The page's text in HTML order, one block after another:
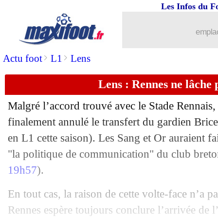
Actu foot> L1 > Lens
Les Infos du
Lens : Rennes ne lâche
Malgré l’accord trouvé avec le Stade
finalement annulé le transfert du gardien
en L1 cette saison). Les Sang et Or auraient
"la politique de communication" du club
19h57).
En tout cas, la raison de cette volte-face n’a
Rennes espère toujours conclure l’arrivée de
Lyon: Almada, rendez-vous avec la
04/01 Ang.
04/01 Arsenal: le mercato, pas une lubie
04/01 Barça : mauvaise nouvelle pour
04/01 Chelsea: Maresca n'a pas besoin d'un
04/01 Liverpool: ça se bouscule pour Doak
04/01 Man Utd: Amorim a sanctionné